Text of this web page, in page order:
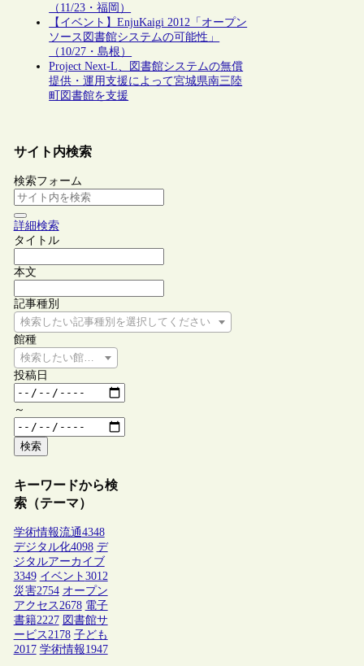
（11/23・福岡）
【イベント】EnjuKaigi 2012「オープン
ソース図書館システムの可能性」
（10/27・島根）
Project Next-L、図書館システムの無償
提供・運用支援によって宮城県南三陸
町図書館を支援
サイト内検索
検索フォーム
詳細検索
タイトル
本文
記事種別
検索したい記事種別を選択してください
館種
検索したい館種を選択してください
投稿日
～
検索
キーワードから検
索（テーマ）
学術情報流通4348
デジタル化4098 デ
ジタルアーカイブ
3349 イベント 3012
災害2754 オープン
アクセス2678 電子
書籍2227 図書館サ
ービス2178 子ども
2017 学術情報1947